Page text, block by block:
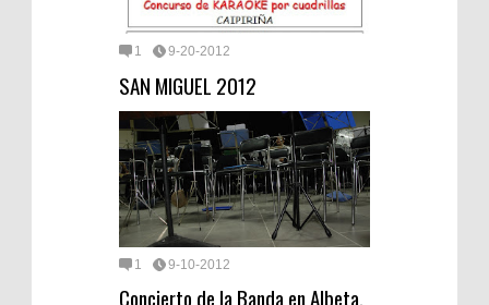
1 9-20-2012
SAN MIGUEL 2012
1 9-10-2012
Concierto de la Banda en Albeta.